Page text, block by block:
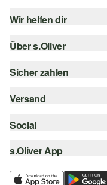
Wir helfen dir
Hilfe & FAQ
Größenberatung
Über s.Oliver
Newsletter
s.Oliver Card
Wunschliste
Nachhaltigkeit
Sicher zahlen
Rechnung
Kreditkarte
Klarna
Versand
Sendungsverfolgung
SwissPost
Social
instagram
facebook
s.Oliver App